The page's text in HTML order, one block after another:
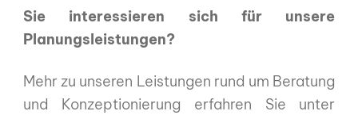
Sie interessieren sich für unsere
Planungsleistungen?
Mehr zu unseren Leistungen rund um Beratung
und Konzeptionierung erfahren Sie unter